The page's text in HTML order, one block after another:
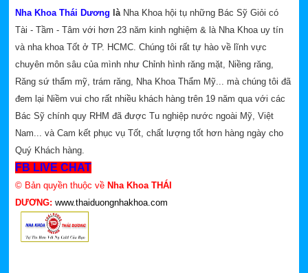
Nha Khoa Thái Dương là Nha Khoa hội tụ những Bác Sỹ Giỏi có
Tài - Tầm - Tâm với hơn 23 năm kinh nghiệm & là Nha Khoa uy tín
và nha khoa Tốt ở TP. HCMC. Chúng tôi rất tự hào về lĩnh vực
chuyên môn sâu của mình như Chỉnh hình răng mặt, Niềng răng,
Răng sứ thẩm mỹ, trám răng, Nha Khoa Thẩm Mỹ... mà chúng tôi đã
đem lại Niềm vui cho rất nhiều khách hàng trên 19 năm qua với các
Bác Sỹ chính quy RHM đã được Tu nghiệp nước ngoài Mỹ, Việt
Nam... và Cam kết phục vụ Tốt, chất lượng tốt hơn hàng ngày cho
Quý Khách hàng.
FB LIVE CHAT
© Bản quyền thuộc về Nha Khoa THÁI
DƯƠNG: www.thaiduongnhakhoa.com